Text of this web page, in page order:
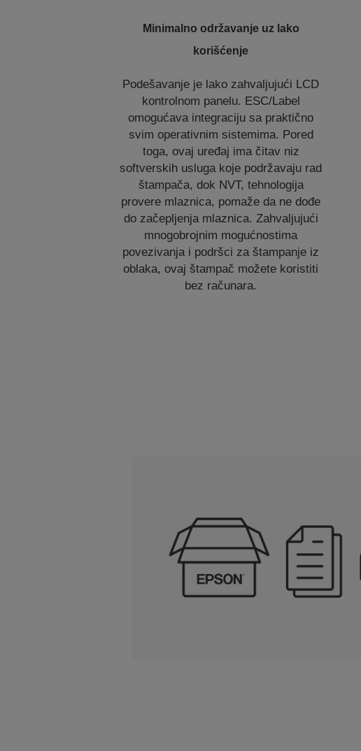
Minimalno održavanje uz lako
korišćenje
Podešavanje je lako zahvaljujući LCD
kontrolnom panelu. ESC/Label
omogućava integraciju sa praktično
svim operativnim sistemima. Pored
toga, ovaj uređaj ima čitav niz
softverskih usluga koje podržavaju rad
štampača, dok NVT, tehnologija
provere mlaznica, pomaže da ne dođe
do začepljenja mlaznica. Zahvaljujući
mnogobrojnim mogućnostima
povezivanja i podršci za štampanje iz
oblaka, ovaj štampač možete koristiti
bez računara.